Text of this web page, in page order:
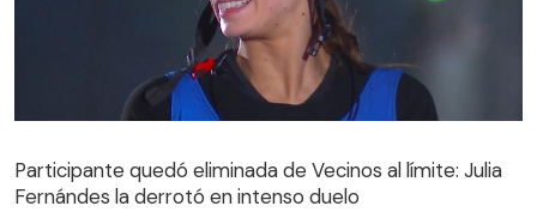
Fernándes la derrotó en intenso duelo
Participante quedó eliminada de Vecinos al límite: Julia
Fernándes la derrotó en intenso duelo